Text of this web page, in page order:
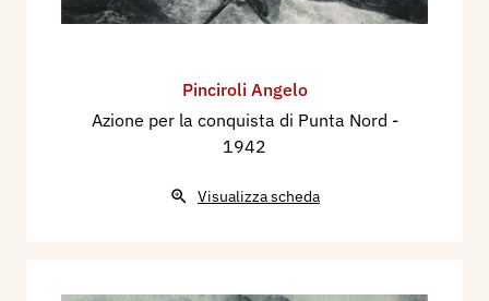
Pinciroli Angelo
Azione per la conquista di Punta Nord -
1942
Visualizza scheda